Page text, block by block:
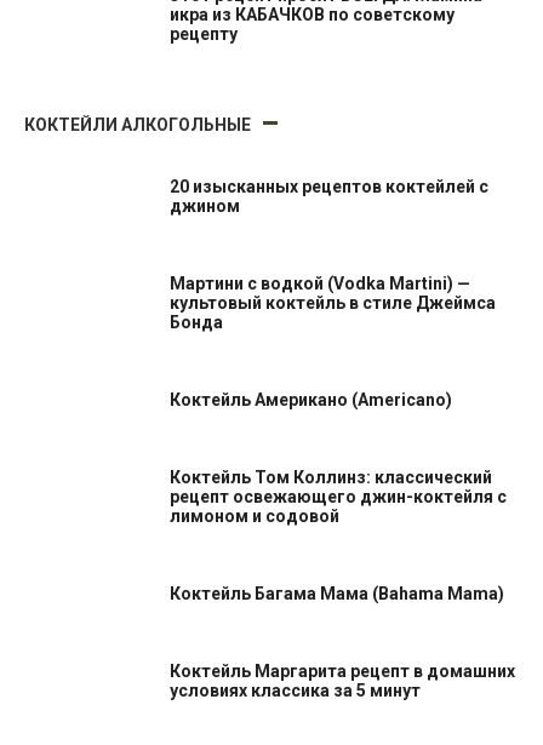
икра из КАБАЧКОВ по советскому
рецепту
КОКТЕЙЛИ АЛКОГОЛЬНЫЕ
20 изысканных рецептов коктейлей с
джином
Мартини с водкой (Vodka Martini) —
культовый коктейль в стиле Джеймса
Бонда
Коктейль Американо (Americano)
Коктейль Том Коллинз: классический
рецепт освежающего джин-коктейля с
лимоном и содовой
Коктейль Багама Мама (Bahama Mama)
Коктейль Маргарита рецепт в домашних
условиях классика за 5 минут